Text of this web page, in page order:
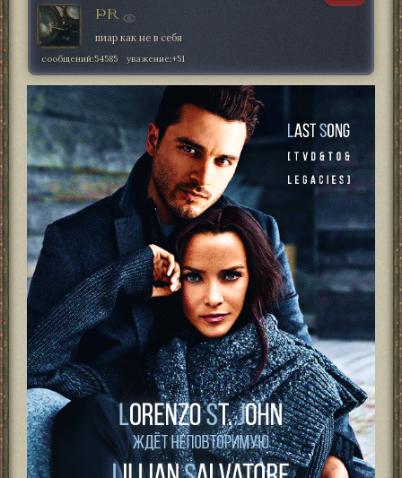
PR
пиар как не в себя
сообщений:54585 уважение:+51